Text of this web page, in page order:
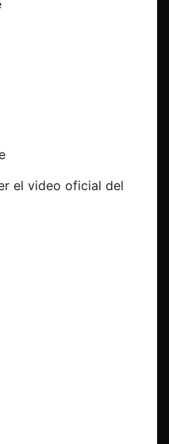
el video oficial del